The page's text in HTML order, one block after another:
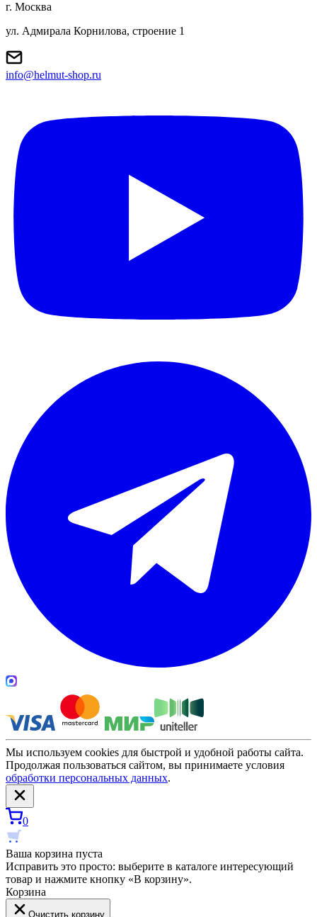
г. Москва
ул. Адмирала Корнилова, строение 1
info@helmut-shop.ru
Мы используем cookies для быстрой и удобной работы сайта.
Продолжая пользоваться сайтом, вы принимаете условия
обработки персональных данных.
0
Ваша корзина пуста
Исправить это просто: выберите в каталоге интересующий
товар и нажмите кнопку «В корзину».
Корзина
Очистить корзину